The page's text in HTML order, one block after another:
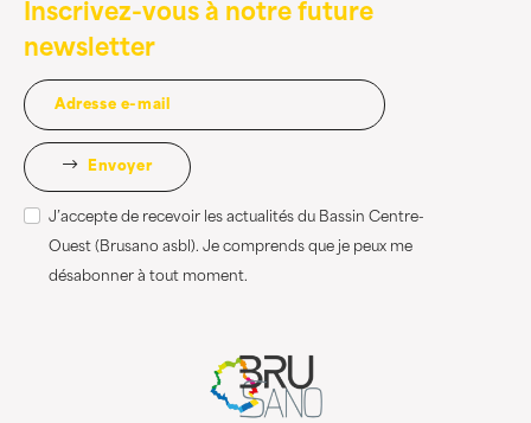
Inscrivez-vous à notre future
newsletter
Envoyer
J’accepte de recevoir les actualités du Bassin Centre-
Ouest (Brusano asbl). Je comprends que je peux me
désabonner à tout moment.